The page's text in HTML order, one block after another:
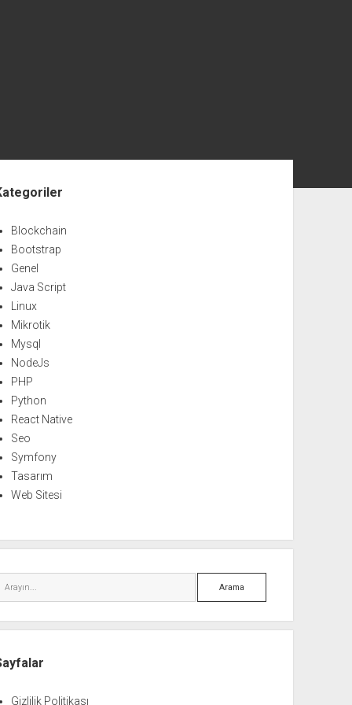
Blockchain
Bootstrap
Genel
Java Script
Linux
Mikrotik
Mysql
NodeJs
PHP
Python
React Native
Seo
Symfony
Tasarım
Web Sitesi
Arama
Gizlilik Politikası